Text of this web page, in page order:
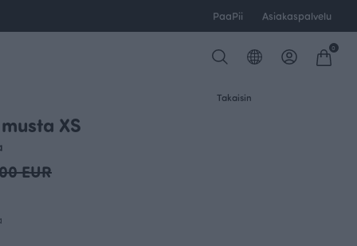
PaaPii Asiakaspalvelu
0
Takaisin
XS
EUR